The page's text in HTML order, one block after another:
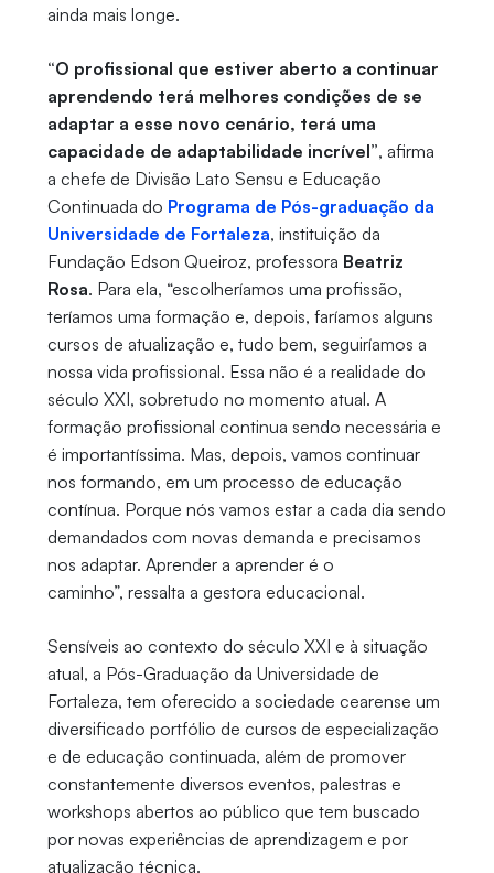
ainda mais longe.
“O profissional que estiver aberto a continuar
aprendendo terá melhores condições de se
adaptar a esse novo cenário, terá uma
capacidade de adaptabilidade incrível”, afirma
a chefe de Divisão Lato Sensu e Educação
Continuada do Programa de Pós-graduação da
Universidade de Fortaleza, instituição da
Fundação Edson Queiroz, professora Beatriz
Rosa. Para ela, “escolheríamos uma profissão,
teríamos uma formação e, depois, faríamos alguns
cursos de atualização e, tudo bem, seguiríamos a
nossa vida profissional. Essa não é a realidade do
século XXI, sobretudo no momento atual. A
formação profissional continua sendo necessária e
é importantíssima. Mas, depois, vamos continuar
nos formando, em um processo de educação
contínua. Porque nós vamos estar a cada dia sendo
demandados com novas demanda e precisamos
nos adaptar. Aprender a aprender é o
caminho”, ressalta a gestora educacional.
Sensíveis ao contexto do século XXI e à situação
atual, a Pós-Graduação da Universidade de
Fortaleza, tem oferecido a sociedade cearense um
diversificado portfólio de cursos de especialização
e de educação continuada, além de promover
constantemente diversos eventos, palestras e
workshops abertos ao público que tem buscado
por novas experiências de aprendizagem e por
atualização técnica.